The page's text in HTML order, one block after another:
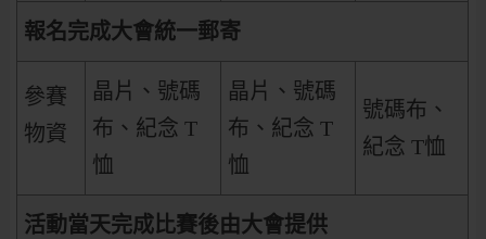
報名完成大會統一郵寄
參賽
物資
晶片、號碼
布、紀念 T
恤
晶片、號碼
布、紀念 T
恤
號碼布、
紀念 T恤
活動當天完成比賽後由大會提供